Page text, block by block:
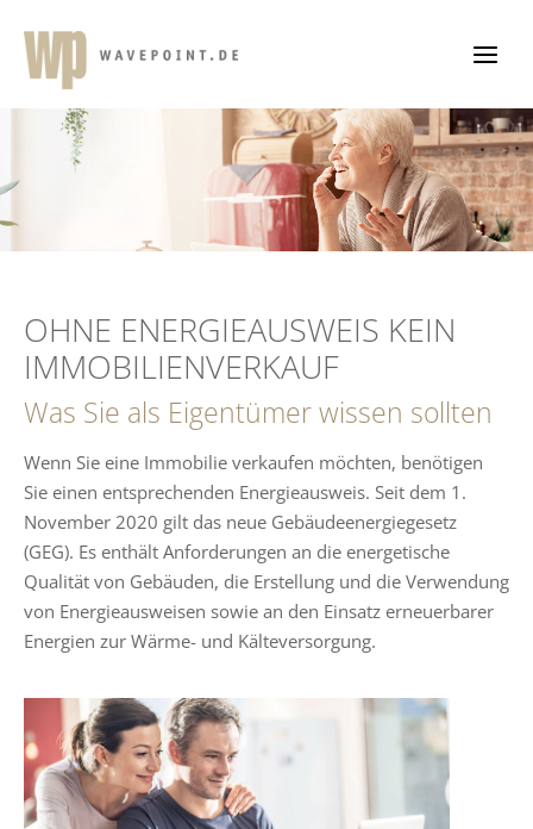
Inhalt
springen
OHNE ENERGIEAUSWEIS KEIN
IMMOBILIENVERKAUF
Was Sie als Eigentümer wissen sollten
Wenn Sie eine Immobilie verkaufen möchten, benötigen
Sie einen entsprechenden Energieausweis. Seit dem 1.
November 2020 gilt das neue Gebäudeenergiegesetz
(GEG). Es enthält Anforderungen an die energetische
Qualität von Gebäuden, die Erstellung und die Verwendung
von Energieausweisen sowie an den Einsatz erneuerbarer
Energien zur Wärme- und Kälteversorgung.